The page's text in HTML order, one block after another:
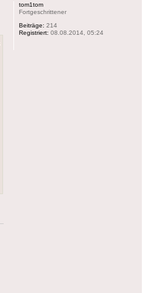
tom1tom
Fortgeschrittener
Beiträge: 214
Registriert: 08.08.2014, 05:24